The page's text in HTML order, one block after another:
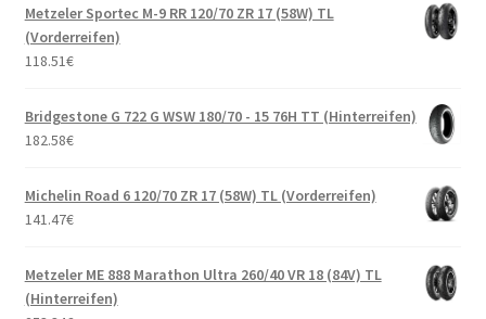
Metzeler Sportec M-9 RR 120/70 ZR 17 (58W) TL
(Vorderreifen)
118.51€
Bridgestone G 722 G WSW 180/70 - 15 76H TT (Hinterreifen)
182.58€
Michelin Road 6 120/70 ZR 17 (58W) TL (Vorderreifen)
141.47€
Metzeler ME 888 Marathon Ultra 260/40 VR 18 (84V) TL
(Hinterreifen)